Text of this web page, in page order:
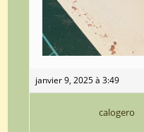
janvier 9, 2025 à 3:49
calogero